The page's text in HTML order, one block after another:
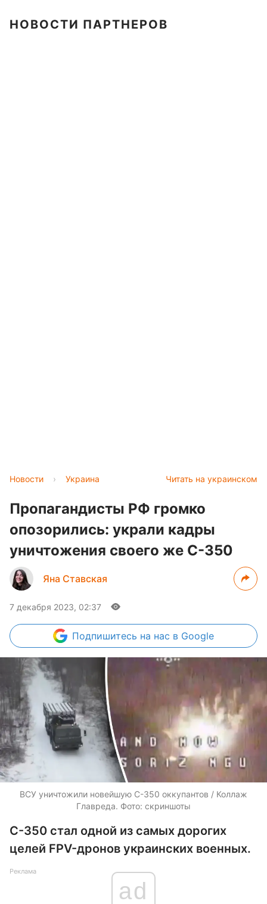
НОВОСТИ ПАРТНЕРОВ
Читать на украинском
Новости › Украина
Пропагандисты РФ громко
опозорились: украли кадры
уничтожения своего же С-350
Яна Ставская
7 декабря 2023, 02:37
Подпишитесь на нас в Google
ВСУ уничтожили новейшую С-350 оккупантов / Коллаж
Главреда. Фото: скриншоты
С-350 стал одной из самых дорогих
целей FPV-дронов украинских военных.
Реклама
ad